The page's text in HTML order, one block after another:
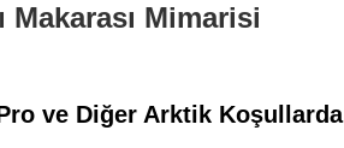
Makarası Mimarisi
ve Diğer Arktik Koşullarda